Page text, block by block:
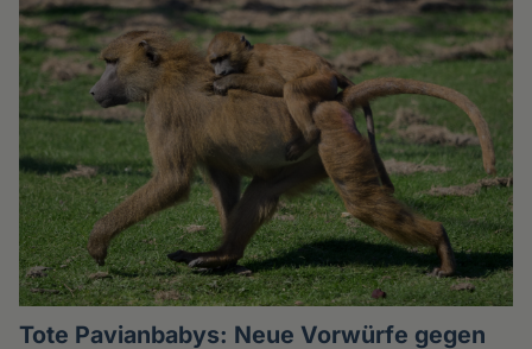
Tote Pavianbabys: Neue Vorwürfe gegen